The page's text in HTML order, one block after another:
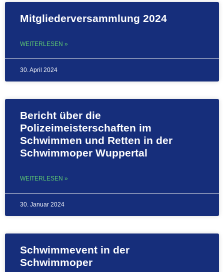
Mitgliederversammlung 2024
WEITERLESEN »
30. April 2024
Bericht über die
Polizeimeisterschaften im
Schwimmen und Retten in der
Schwimmoper Wuppertal
WEITERLESEN »
30. Januar 2024
Schwimmevent in der
Schwimmoper